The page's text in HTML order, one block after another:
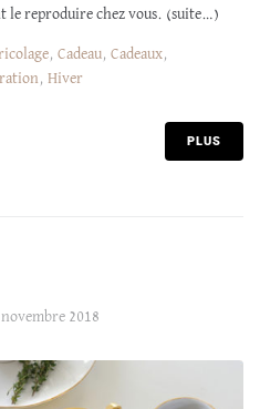
le reproduire chez vous. (suite…)
, Cadeau, Cadeaux,
, Hiver
PLUS
novembre 2018